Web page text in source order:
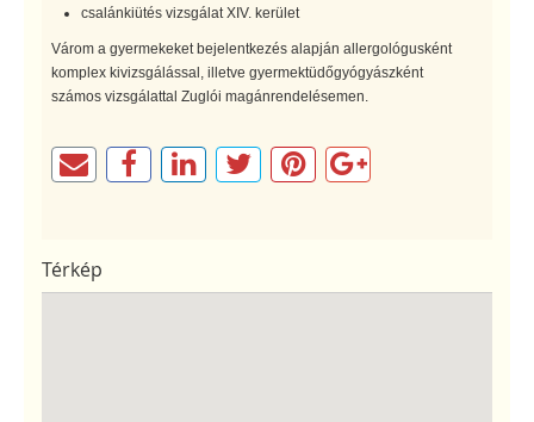
csalánkiütés vizsgálat XIV. kerület
Várom a gyermekeket bejelentkezés alapján allergológusként
komplex kivizsgálással, illetve gyermektüdőgyógyászként
számos vizsgálattal Zuglói magánrendelésemen.
Térkép